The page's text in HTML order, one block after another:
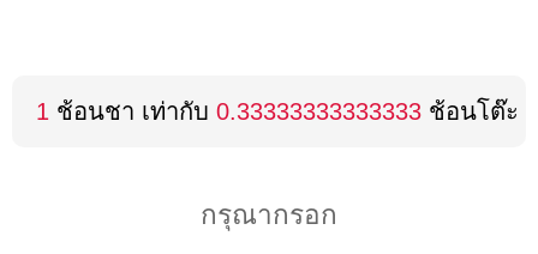
1 ช้อนชา เท่ากับ 0.33333333333333 ช้อนโต๊ะ
กรุณากรอก